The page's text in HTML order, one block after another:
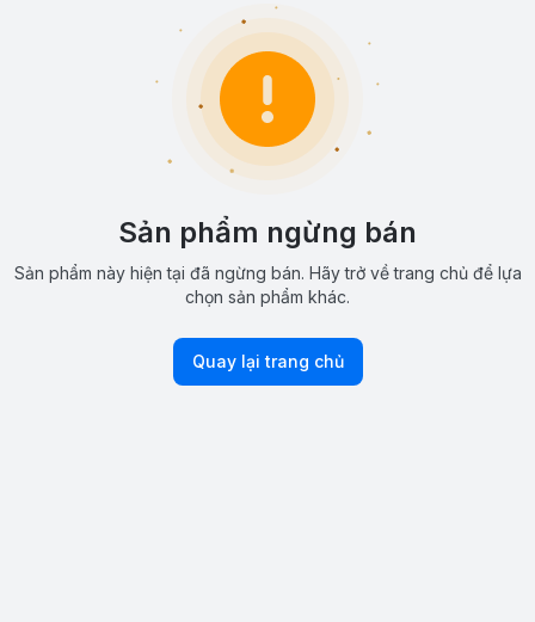
Sản phẩm ngừng bán
Sản phẩm này hiện tại đã ngừng bán. Hãy trở về trang chủ để lựa
chọn sản phẩm khác.
Quay lại trang chủ